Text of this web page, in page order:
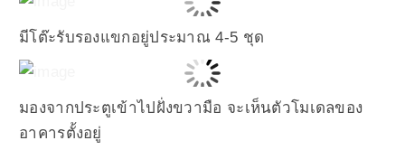
มีโต๊ะรับรองแขกอยู่ประมาณ 4-5 ชุด
มองจากประตูเข้าไปฝั่งขวามือ จะเห็นตัวโมเดลของ
อาคารตั้งอยู่